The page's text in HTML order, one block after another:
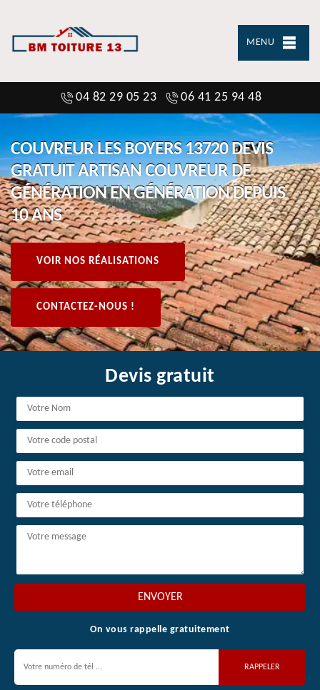
MENU
04 82 29 05 23 06 41 25 94 48
COUVREUR LES BOYERS 13720 DEVIS
GRATUIT ARTISAN COUVREUR DE
GÉNÉRATION EN GÉNÉRATION DEPUIS
10 ANS
VOIR NOS RÉALISATIONS
CONTACTEZ-NOUS !
Devis gratuit
On vous rappelle gratuitement